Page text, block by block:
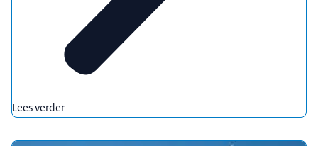
Lees verder